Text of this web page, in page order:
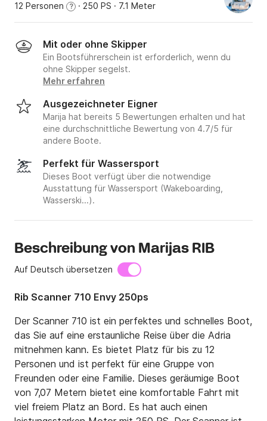
12 Personen ? · 250 PS · 7.1 Meter
Mit oder ohne Skipper
Ein Bootsführerschein ist erforderlich, wenn du
ohne Skipper segelst.
Mehr erfahren
Ausgezeichneter Eigner
Marija hat bereits 5 Bewertungen erhalten und hat
eine durchschnittliche Bewertung von 4.7/5 für
andere Boote.
Perfekt für Wassersport
Dieses Boot verfügt über die notwendige
Ausstattung für Wassersport (Wakeboarding,
Wasserski...).
Beschreibung von Marijas RIB
Auf Deutsch übersetzen
Rib Scanner 710 Envy 250ps
Der Scanner 710 ist ein perfektes und schnelles Boot,
das Sie auf eine erstaunliche Reise über die Adria
mitnehmen kann. Es bietet Platz für bis zu 12
Personen und ist perfekt für eine Gruppe von
Freunden oder eine Familie. Dieses geräumige Boot
von 7,07 Metern bietet eine komfortable Fahrt mit
viel freiem Platz an Bord. Es hat auch einen